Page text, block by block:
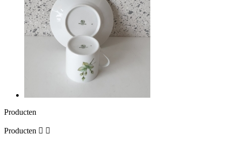
Producten
Producten  